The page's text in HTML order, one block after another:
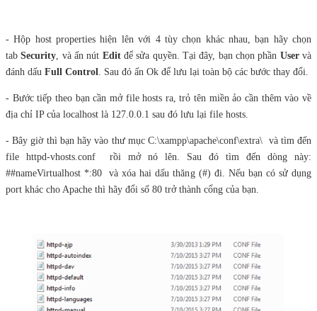
- Hộp host properties hiện lên với 4 tùy chọn khác nhau, bạn hãy chọn
tabSecurity, và ấn nút Editđể sửa quyền. Tại đây, bạn chọn phần Uservà
đánh dấu Full Control. Sau đó ấn Ok để lưu lại toàn bộ các bước thay đổi.
- Bước tiếp theo bạn cần mở file hosts ra, trỏ tên miền ảo cần thêm vào về
địa chỉ IP của localhost là 127.0.0.1 sau đó lưu lại file hosts.
- Bây giờ thì bạn hãy vào thư mục C:\xampp\apache\conf\extra\ và tìm đến
file httpd-vhosts.conf rồi mở nó lên. Sau đó tìm đến dòng này:
##nameVirtualhost *:80 và xóa hai dấu thăng (#) đi. Nếu bạn có sử dụng
port khác cho Apache thì hãy đổi số 80 trở thành cổng của bạn.